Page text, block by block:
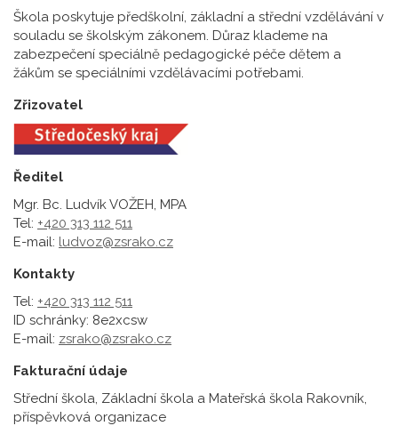
Škola poskytuje předškolní, základní a střední vzdělávání v
souladu se školským zákonem. Důraz klademe na
zabezpečení speciálně pedagogické péče dětem a
žákům se speciálními vzdělávacími potřebami.
Zřizovatel
Ředitel
Mgr. Bc. Ludvík VOŽEH, MPA
Tel: +420 313 112 511
E-mail: ludvoz@zsrako.cz
Kontakty
Tel: +420 313 112 511
ID schránky: 8e2xcsw
E-mail: zsrako@zsrako.cz
Fakturační údaje
Střední škola, Základní škola a Mateřská škola Rakovník,
příspěvková organizace